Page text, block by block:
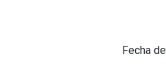
Fecha